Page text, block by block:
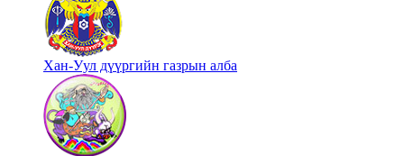
Хан-Уул дүүргийн газрын алба